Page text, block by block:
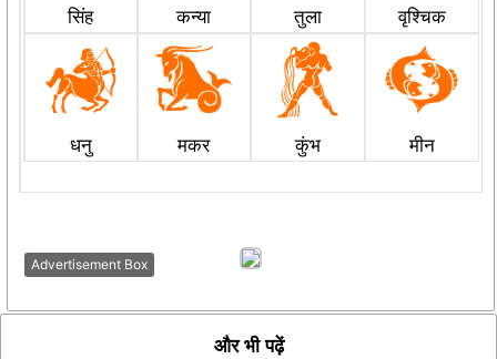
सिंह कन्या तुला वृश्चिक
धनु मकर कुंभ मीन
Advertisement Box
और भी पढ़ें